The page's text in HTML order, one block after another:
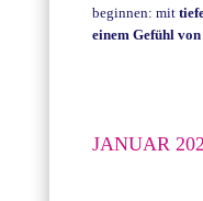
beginnen: mit
einem Gefühl
JANUAR